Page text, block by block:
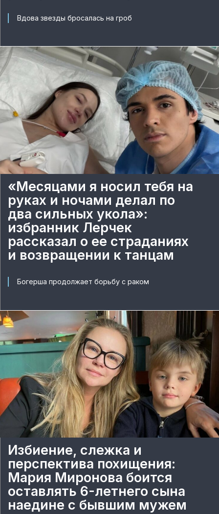
Вдова звезды бросалась на гроб
«Месяцами я носил тебя на
руках и ночами делал по
два сильных укола»:
избранник Лерчек
рассказал о ее страданиях
и возвращении к танцам
Богерша продолжает борьбу с раком
Избиение, слежка и
перспектива похищения:
Мария Миронова боится
оставлять 6-летнего сына
наедине с бывшим мужем